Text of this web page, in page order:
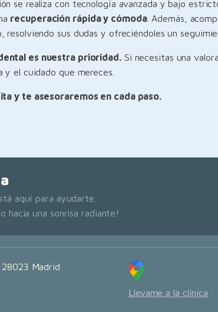
se realiza con tecnología avanzada y bajo
recuperación rápida y cómoda. Además,
resolviendo sus dudas y ofreciéndoles un
es nuestra prioridad.Si necesitas una
y el cuidado que mereces.
y te asesoraremos en cada paso.
aquí para ayudarte.
hacia una sonrisa radiante!
Madrid
Llevame a la clínica